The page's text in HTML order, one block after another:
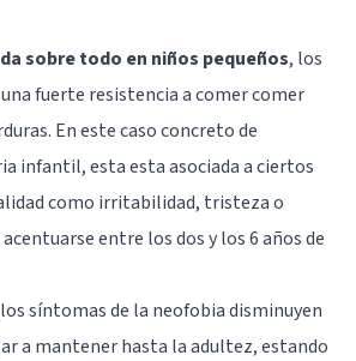
sobre todo en niños pequeños, los
fuerte resistencia a comer comer
En este caso concreto de
infantil, esta esta asociada a ciertos
como irritabilidad, tristeza o
entre los dos y los 6 años de
síntomas de la neofobia disminuyen
a mantener hasta la adultez, estando